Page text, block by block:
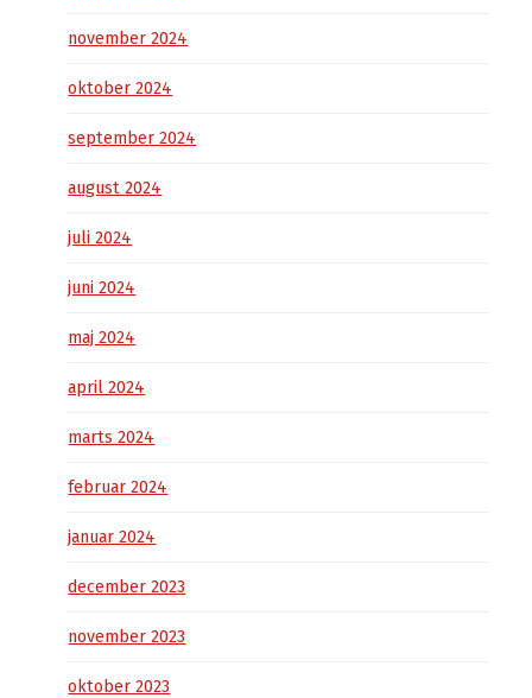
november 2024
oktober 2024
september 2024
august 2024
juli 2024
juni 2024
maj 2024
april 2024
marts 2024
februar 2024
januar 2024
december 2023
november 2023
oktober 2023